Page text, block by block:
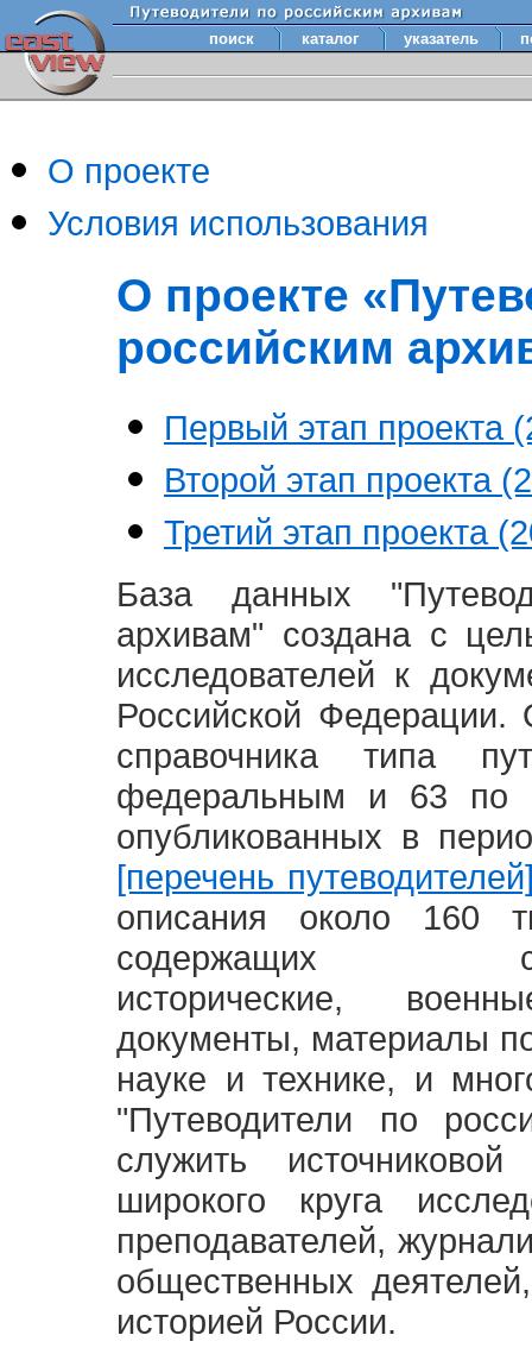
поиск каталог указатель
О проекте
Условия использования
О проекте
российским
Первый этап проекта
Второй этап проекта
Третий этап проекта
База данных
архивам" создана с
исследователей к
Российской
справочника типа
федеральным и 63 по
опубликованных в
[перечень
описания около 160
содержащих
исторические,
документы, материалы
науке и технике, и
"Путеводители по
служить
широкого круга
преподавателей,
общественных
историей России.